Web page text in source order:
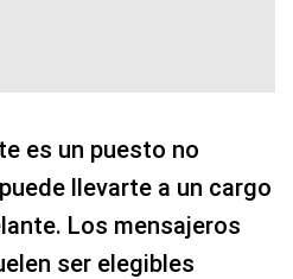
es un puesto no
llevarte a un cargo
Los mensajeros
ser elegibles